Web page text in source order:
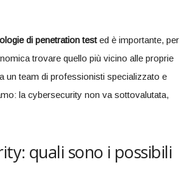
di penetration tested è importante, per
trovare quello più vicino alle proprie
un team di professionisti specializzato e
la cybersecurity non va sottovalutata,
quali sono i possibili